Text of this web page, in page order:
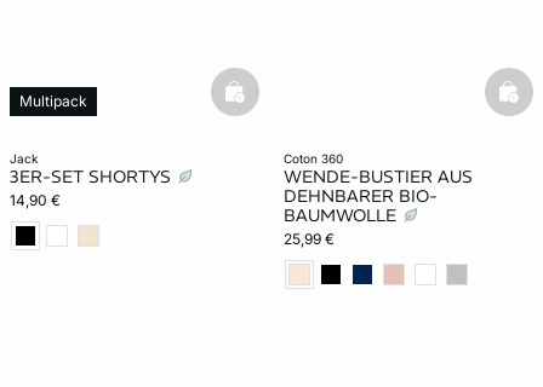
jack
3ER-SET SHORTYS
14,90 €
Multipack basketfull
coton 360
WENDE-BUSTIER AUS
DEHNBARER BIO-
BAUMWOLLE
25,99 €